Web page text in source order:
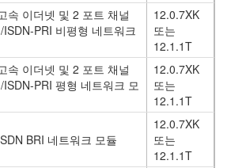
속 이더넷 및 2 포트 채널
ISDN-PRI 비평형 네트워크
12.0.7XK
또는
12.1.1T
속 이더넷 및 2 포트 채널
ISDN-PRI 평형 네트워크 모
12.0.7XK
또는
12.1.1T
BRI 네트워크 모듈
12.0.7XK
또는
12.1.1T